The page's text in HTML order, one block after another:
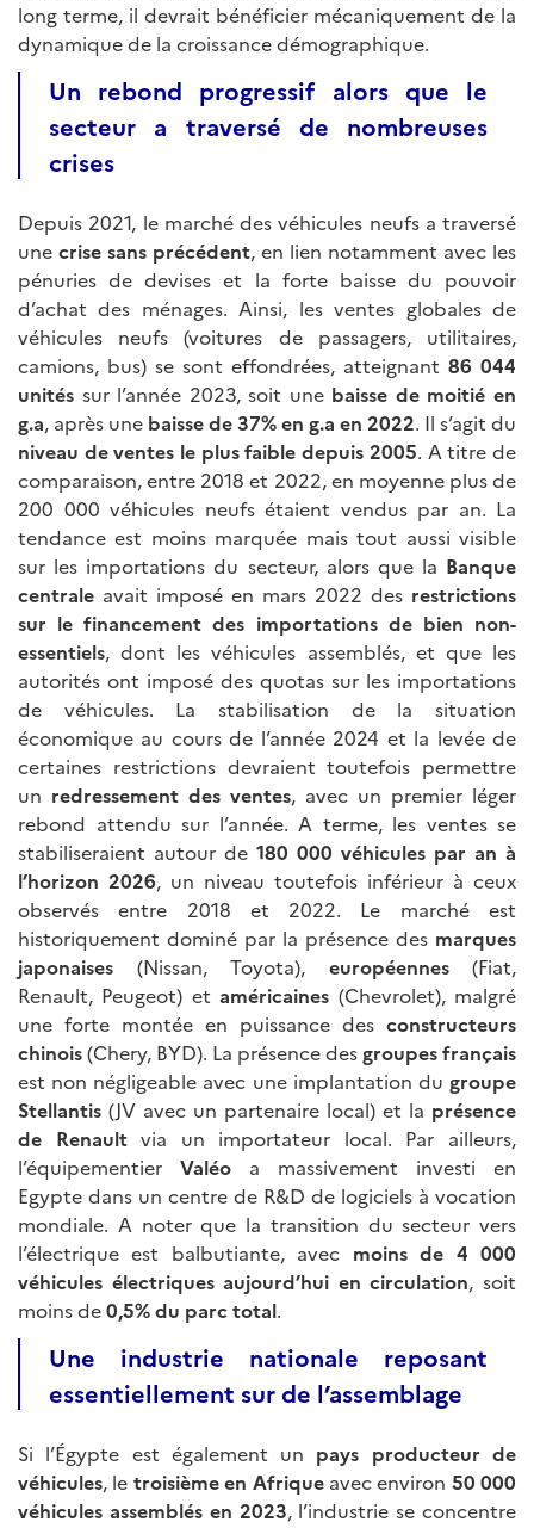
long terme, il devrait bénéficier mécaniquement de la
dynamique de la croissance démographique.
Un rebond progressif alors que le
secteur a traversé de nombreuses
crises
Depuis 2021, le marché des véhicules neufs a traversé
une crise sans précédent, en lien notamment avec les
pénuries de devises et la forte baisse du pouvoir
d’achat des ménages. Ainsi, les ventes globales de
véhicules neufs (voitures de passagers, utilitaires,
camions, bus) se sont effondrées, atteignant 86 044
unités sur l’année 2023, soit une baisse de moitié en
g.a, après une baisse de 37% en g.a en 2022. Il s’agit du
niveau de ventes le plus faible depuis 2005. A titre de
comparaison, entre 2018 et 2022, en moyenne plus de
200 000 véhicules neufs étaient vendus par an. La
tendance est moins marquée mais tout aussi visible
sur les importations du secteur, alors que la Banque
centrale avait imposé en mars 2022 des restrictions
sur le financement des importations de bien non-
essentiels, dont les véhicules assemblés, et que les
autorités ont imposé des quotas sur les importations
de véhicules. La stabilisation de la situation
économique au cours de l’année 2024 et la levée de
certaines restrictions devraient toutefois permettre
un redressement des ventes, avec un premier léger
rebond attendu sur l’année. A terme, les ventes se
stabiliseraient autour de 180 000 véhicules par an à
l’horizon 2026, un niveau toutefois inférieur à ceux
observés entre 2018 et 2022. Le marché est
historiquement dominé par la présence des marques
japonaises (Nissan, Toyota), européennes(Fiat,
Renault, Peugeot) etaméricaines (Chevrolet), malgré
une forte montée en puissance des constructeurs
chinois(Chery, BYD). La présence des groupes français
est non négligeable avec une implantation du groupe
Stellantis (JV avec un partenaire local) et la présence
de Renaultvia un importateur local. Par ailleurs,
l’équipementier Valéo a massivement investi en
Egypte dans un centre de R&D de logiciels à vocation
mondiale. A noter que la transition du secteur vers
l’électrique est balbutiante, avec moins de 4 000
véhicules électriques aujourd’hui en circulation, soit
moins de0,5% du parc total.
Une industrie nationale reposant
essentiellement sur de l’assemblage
Si l’Égypte est également un pays producteur de
véhicules, le troisième en Afriqueavec environ 50 000
véhicules assemblés en 2023, l’industrie se concentre